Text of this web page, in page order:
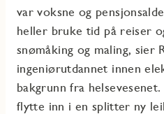
var voksne og
heller bruke tid på reiser
snømåking og maling, sier
ingeniørutdannet innen
bakgrunn fra
flytte inn i en splitter ny